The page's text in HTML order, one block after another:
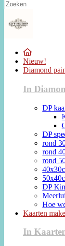
Nieuw!
Diamond
In
DP
DP
rond
rond
rond
DP
Hoe
Kaarten
In